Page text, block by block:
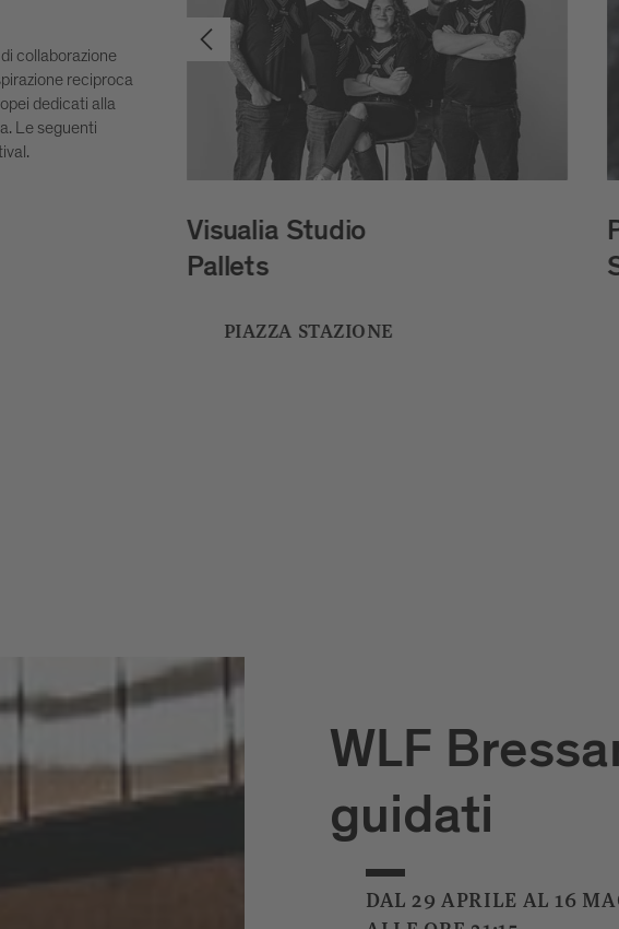
collaborazione
reciproca
dedicati alla
Le seguenti
Petar Šćulac
SpatialDivergence
BOUTIQUE HOTEL BADHAUS,
WLF
guidati
DAL 29 APRILE AL 16